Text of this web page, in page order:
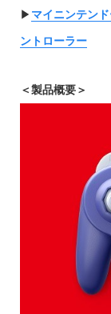
▶︎ マイニンテン
ントローラー
＜製品概要＞